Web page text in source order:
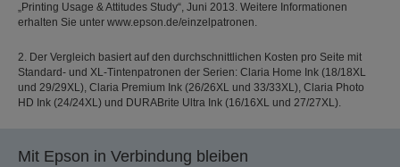
„Printing Usage & Attitudes Study“, Juni 2013. Weitere Informationen
erhalten Sie unter www.epson.de/einzelpatronen.
2. Der Vergleich basiert auf den durchschnittlichen Kosten pro Seite mit
Standard- und XL-Tintenpatronen der Serien: Claria Home Ink (18/18XL
und 29/29XL), Claria Premium Ink (26/26XL und 33/33XL), Claria Photo
HD Ink (24/24XL) und DURABrite Ultra Ink (16/16XL und 27/27XL).
Mit Epson in Verbindung bleiben